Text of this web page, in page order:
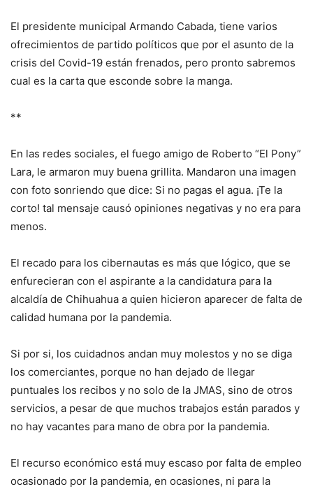
El presidente municipal Armando Cabada, tiene varios
ofrecimientos de partido políticos que por el asunto de la
crisis del Covid-19 están frenados, pero pronto sabremos
cual es la carta que esconde sobre la manga.
**
En las redes sociales, el fuego amigo de Roberto “El Pony”
Lara, le armaron muy buena grillita. Mandaron una imagen
con foto sonriendo que dice: Si no pagas el agua. ¡Te la
corto! tal mensaje causó opiniones negativas y no era para
menos.
El recado para los cibernautas es más que lógico, que se
enfurecieran con el aspirante a la candidatura para la
alcaldía de Chihuahua a quien hicieron aparecer de falta de
calidad humana por la pandemia.
Si por si, los cuidadnos andan muy molestos y no se diga
los comerciantes, porque no han dejado de llegar
puntuales los recibos y no solo de la JMAS, sino de otros
servicios, a pesar de que muchos trabajos están parados y
no hay vacantes para mano de obra por la pandemia.
El recurso económico está muy escaso por falta de empleo
ocasionado por la pandemia, en ocasiones, ni para la